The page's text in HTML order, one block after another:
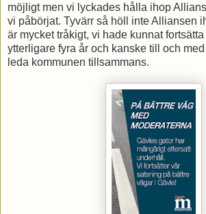
möjligt men vi lyckades hålla ihop
vi påbörjat. Tyvärr så höll inte Alliansen
är mycket tråkigt, vi hade kunnat
ytterligare fyra år och kanske till och
leda kommunen tillsammans.